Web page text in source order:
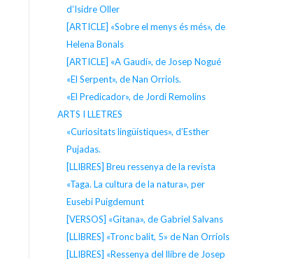
d’Isidre Oller
[ARTICLE] «Sobre el menys és més», de
Helena Bonals
[ARTICLE] «A Gaudí», de Josep Nogué
«El Serpent», de Nan Orriols.
«El Predicador», de Jordi Remolins
ARTS I LLETRES
«Curiositats lingüístiques», d’Esther
Pujadas.
[LLIBRES] Breu ressenya de la revista
«Taga. La cultura de la natura», per
Eusebi Puigdemunt
[VERSOS] «Gitana», de Gabriel Salvans
[LLIBRES] «Tronc balit, 5» de Nan Orriols
[LLIBRES] «Ressenya del llibre de Josep